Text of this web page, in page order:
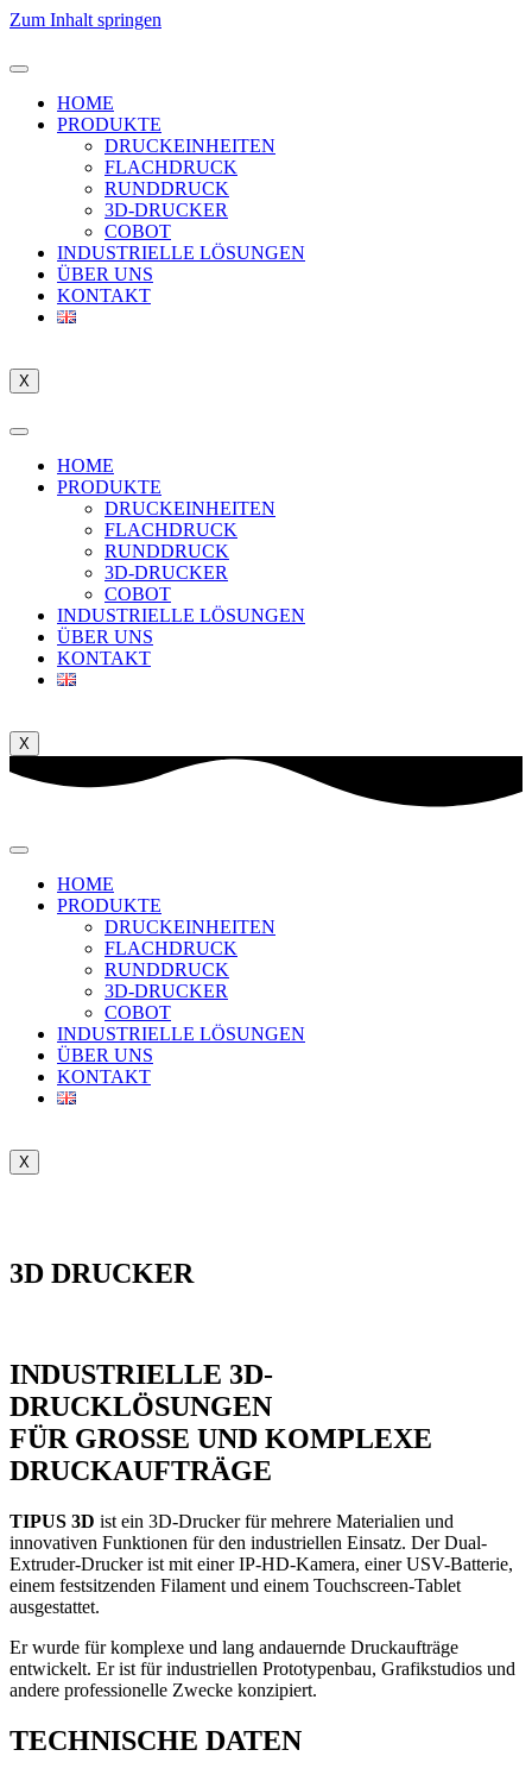
Zum Inhalt springen
HOME
PRODUKTE
DRUCKEINHEITEN
FLACHDRUCK
RUNDDRUCK
3D-DRUCKER
COBOT
INDUSTRIELLE LÖSUNGEN
ÜBER UNS
KONTAKT
X
HOME
PRODUKTE
DRUCKEINHEITEN
FLACHDRUCK
RUNDDRUCK
3D-DRUCKER
COBOT
INDUSTRIELLE LÖSUNGEN
ÜBER UNS
KONTAKT
X
HOME
PRODUKTE
DRUCKEINHEITEN
FLACHDRUCK
RUNDDRUCK
3D-DRUCKER
COBOT
INDUSTRIELLE LÖSUNGEN
ÜBER UNS
KONTAKT
X
3D DRUCKER
INDUSTRIELLE 3D-
DRUCKLÖSUNGEN
FÜR GROSSE UND KOMPLEXE
DRUCKAUFTRÄGE
TIPUS 3D ist ein 3D-Drucker für mehrere Materialien und
innovativen Funktionen für den industriellen Einsatz. Der Dual-
Extruder-Drucker ist mit einer IP-HD-Kamera, einer USV-Batterie,
einem festsitzenden Filament und einem Touchscreen-Tablet
ausgestattet.
Er wurde für komplexe und lang andauernde Druckaufträge
entwickelt. Er ist für industriellen Prototypenbau, Grafikstudios und
andere professionelle Zwecke konzipiert.
TECHNISCHE DATEN